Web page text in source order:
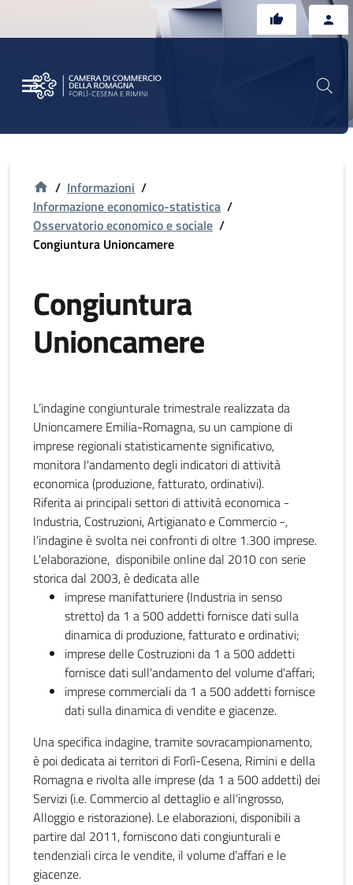
/ Informazioni /
Informazione economico-statistica /
Osservatorio economico e sociale /
Congiuntura Unioncamere
Congiuntura
Unioncamere
L’indagine congiunturale trimestrale realizzata da
Unioncamere Emilia-Romagna, su un campione di
imprese regionali statisticamente significativo,
monitora l'andamento degli indicatori di attività
economica (produzione, fatturato, ordinativi).
Riferita ai principali settori di attività economica -
Industria, Costruzioni, Artigianato e Commercio -,
l’indagine è svolta nei confronti di oltre 1.300 imprese.
L'elaborazione, disponibile online dal 2010 con serie
storica dal 2003, è dedicata alle
imprese manifatturiere (Industria in senso
stretto) da 1 a 500 addetti fornisce dati sulla
dinamica di produzione, fatturato e ordinativi;
imprese delle Costruzioni da 1 a 500 addetti
fornisce dati sull'andamento del volume d'affari;
imprese commerciali da 1 a 500 addetti fornisce
dati sulla dinamica di vendite e giacenze.
Una specifica indagine, tramite sovracampionamento,
è poi dedicata ai territori di Forlì-Cesena, Rimini e della
Romagna e rivolta alle imprese (da 1 a 500 addetti) dei
Servizi (i.e. Commercio al dettaglio e all’ingrosso,
Alloggio e ristorazione). Le elaborazioni, disponibili a
partire dal 2011, forniscono dati congiunturali e
tendenziali circa le vendite, il volume d’affari e le
giacenze.